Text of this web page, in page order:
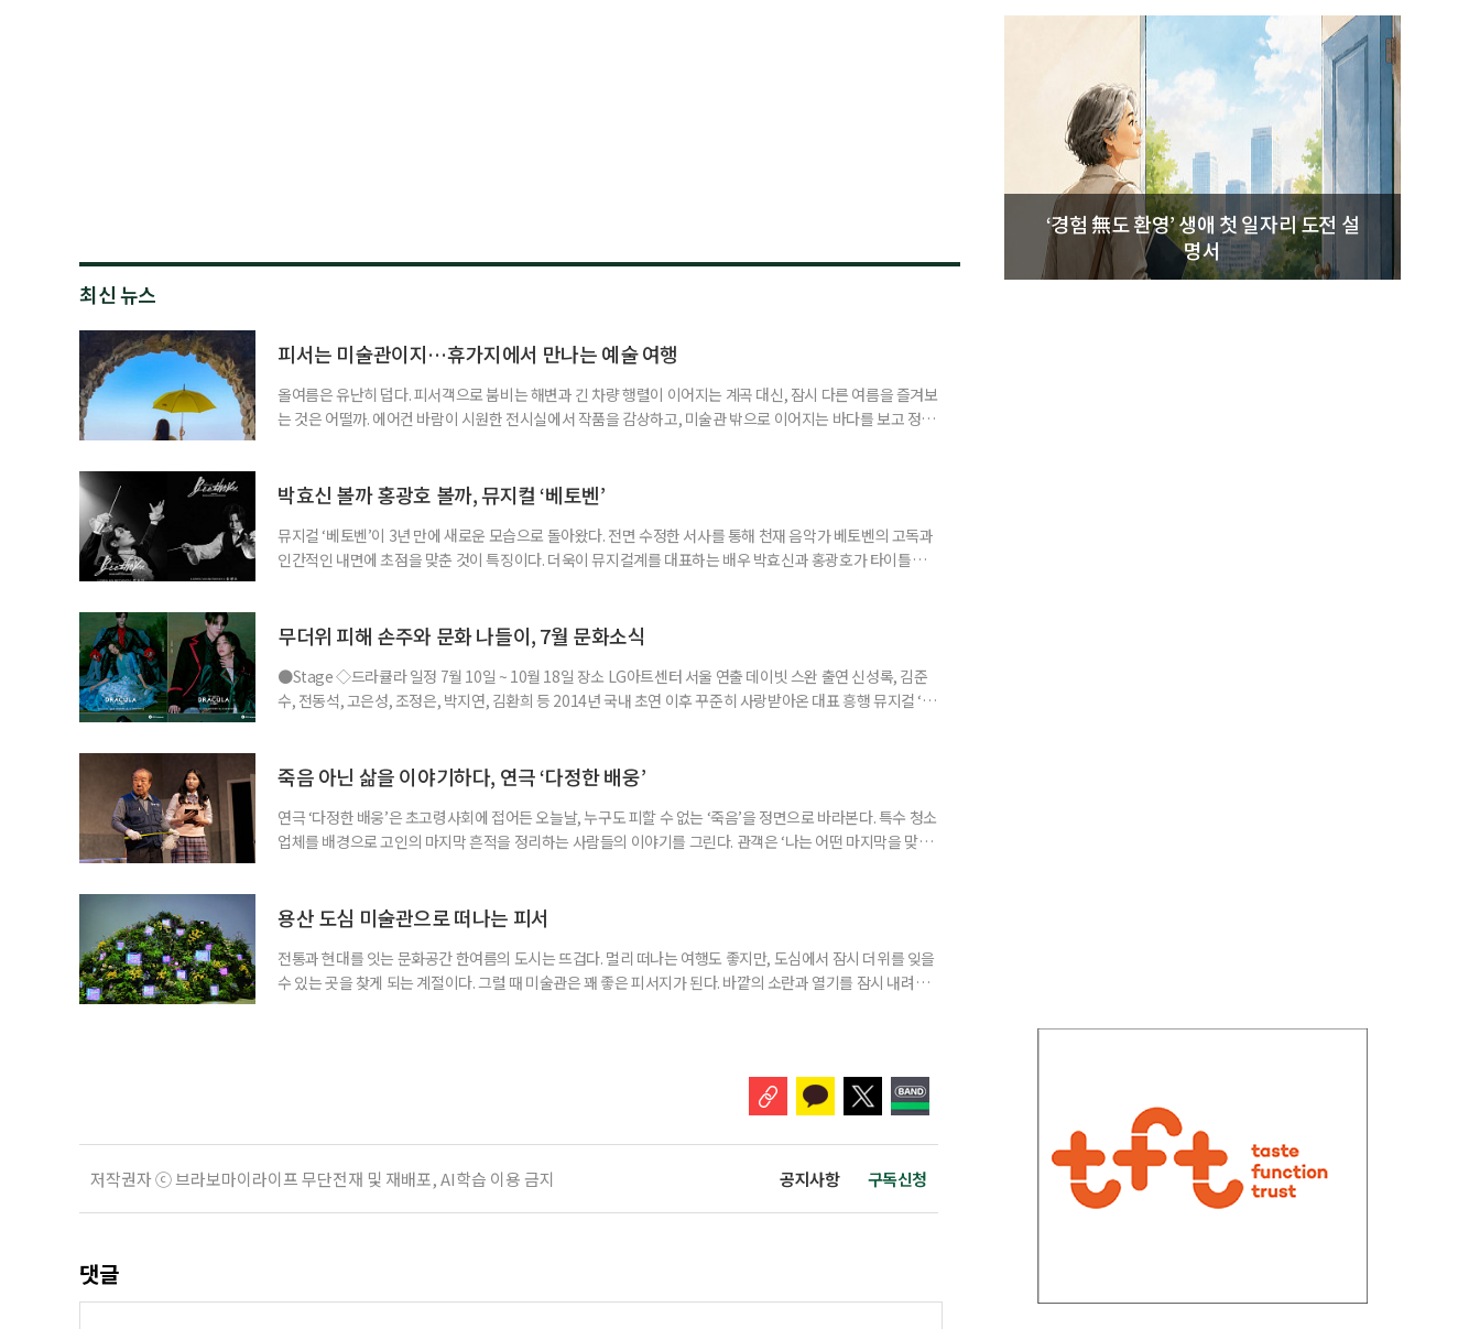
최신 뉴스
피서는 미술관이지…휴가지에서 만나는 예술 여행
올여름은 유난히 덥다. 피서객으로 붐비는 해변과 긴 차량 행렬이 이어지는 계곡 대신, 잠시 다른 여름을 즐겨보
는 것은 어떨까. 에어컨 바람이 시원한 전시실에서 작품을 감상하고, 미술관 밖으로 이어지는 바다를 보고 정원
드 강릉 여행을 계획하고 있다면 하슬라아트월드는 빼놓기 아쉬운 곳이다. ‘하슬라’는 고구려·신라시
박효신 볼까 홍광호 볼까, 뮤지컬 ‘베토벤’
뮤지컬 ‘베토벤’이 3년 만에 새로운 모습으로 돌아왔다. 전면 수정한 서사를 통해 천재 음악가 베토벤의 고독과
인간적인 내면에 초점을 맞춘 것이 특징이다. 더욱이 뮤지컬계를 대표하는 배우 박효신과 홍광호가 타이틀롤
현, •프란츠 브렌타노 : 박시원, 최호중, •베티마 브렌타노 : 성민재, 유연정 등 러닝
무더위 피해 손주와 문화 나들이, 7월 문화소식
●Stage ◇드라큘라 일정 7월 10일 ~ 10월 18일 장소 LG아트센터 서울 연출 데이빗 스완 출연 신성록, 김준
수, 전동석, 고은성, 조정은, 박지연, 김환희 등 2014년 국내 초연 이후 꾸준히 사랑받아온 대표 흥행 뮤지컬 ‘드
은성이 새롭게 드라큘라 역에 합류해 각기 다른 매력의 드라큘라를 선보인다. 드라큘
죽음 아닌 삶을 이야기하다, 연극 ‘다정한 배웅’
연극 ‘다정한 배웅’은 초고령사회에 접어든 오늘날, 누구도 피할 수 없는 ‘죽음’을 정면으로 바라본다. 특수 청소
업체를 배경으로 고인의 마지막 흔적을 정리하는 사람들의 이야기를 그린다. 관객은 ‘나는 어떤 마지막을 맞이
아트홀 출연 •반춘배 : 장용, 서인석 •박민재 & 한달수 : 정겨운, 금동현 •윤선영 : 서권
용산 도심 미술관으로 떠나는 피서
전통과 현대를 잇는 문화공간 한여름의 도시는 뜨겁다. 멀리 떠나는 여행도 좋지만, 도심에서 잠시 더위를 잊을
수 있는 곳을 찾게 되는 계절이다. 그럴 때 미술관은 꽤 좋은 피서지가 된다. 바깥의 소란과 열기를 잠시 내려놓
저작권자 ⓒ 브라보마이라이프 무단전재 및 재배포, AI학습 이용 금지 공지사항 구독신청
댓글
‘경험 無도 환영’ 생애 첫 일자리 도전 설
명서